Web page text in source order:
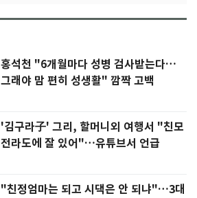
홍석천 "6개월마다 성병 검사받는다…
그래야 맘 편히 성생활" 깜짝 고백
'김구라子' 그리, 할머니외 여행서 "친모
전라도에 잘 있어"…유튜브서 언급
"친정엄마는 되고 시댁은 안 되냐"…3대